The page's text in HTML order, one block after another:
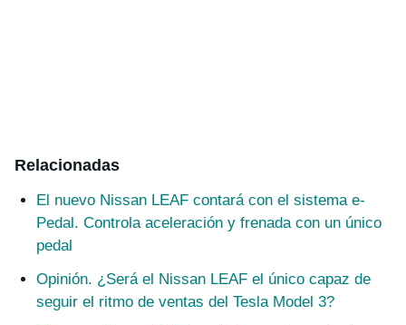
Relacionadas
El nuevo Nissan LEAF contará con el sistema e-
Pedal. Controla aceleración y frenada con un único
pedal
Opinión. ¿Será el Nissan LEAF el único capaz de
seguir el ritmo de ventas del Tesla Model 3?